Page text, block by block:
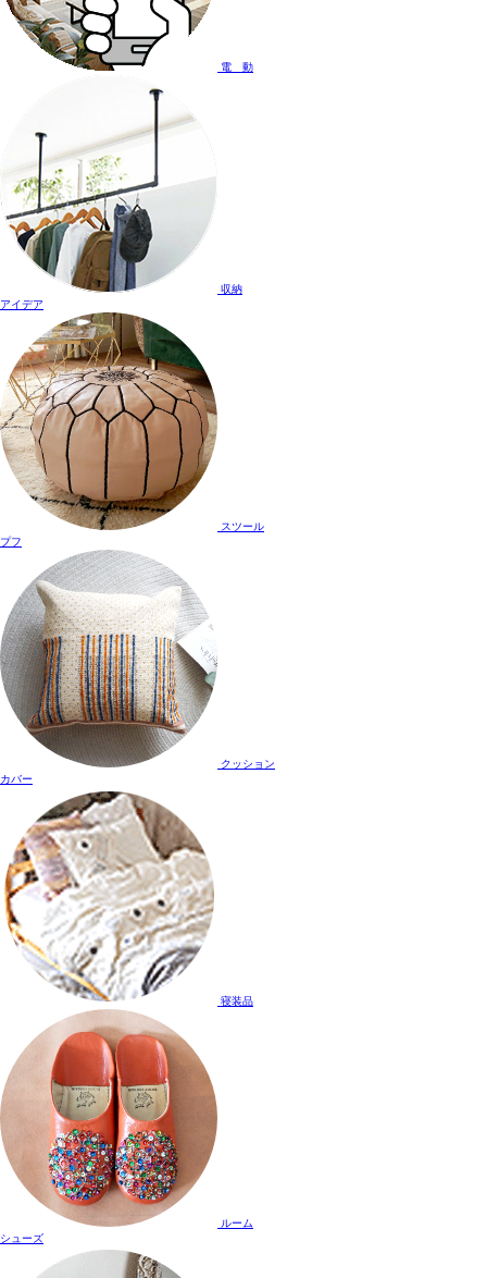
電 動
収納
アイデア
スツール
プフ
クッション
カバー
寝装品
ルーム
シューズ